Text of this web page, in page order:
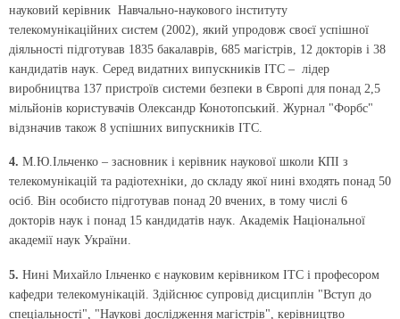
науковий керівник Навчально-наукового інституту
телекомунікаційних систем (2002), який упродовж своєї успішної
діяльності підготував 1835 бакалаврів, 685 магістрів, 12 докторів і 38
кандидатів наук. Серед видатних випускників ІТС – лідер
виробництва 137 пристроїв системи безпеки в Європі для понад 2,5
мільйонів користувачів Олександр Конотопський. Журнал "Форбс"
відзначив також 8 успішних випускників ІТС.
4. М.Ю.Ільченко – засновник і керівник наукової школи КПІ з
телекомунікацій та радіотехніки, до складу якої нині входять понад 50
осіб. Він особисто підготував понад 20 вчених, в тому числі 6
докторів наук і понад 15 кандидатів наук. Академік Національної
академії наук України.
5. Нині Михайло Ільченко є науковим керівником ІТС і професором
кафедри телекомунікацій. Здійснює супровід дисциплін "Вступ до
спеціальності", "Наукові дослідження магістрів", керівництво